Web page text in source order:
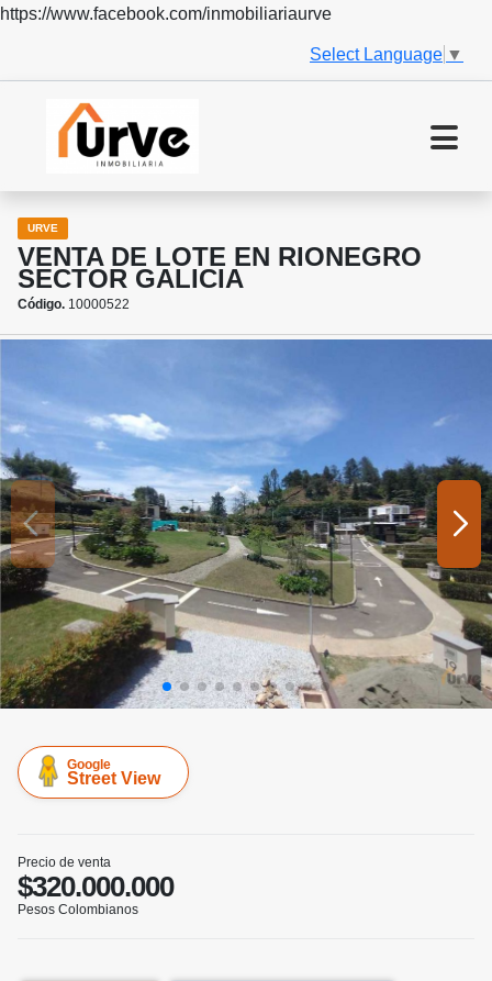
https://www.facebook.com/inmobiliariaurve
Select Language ▼
URVE
VENTA DE LOTE EN RIONEGRO
SECTOR GALICIA
Código. 10000522
Google
Street View
Precio de venta
$320.000.000
Pesos Colombianos